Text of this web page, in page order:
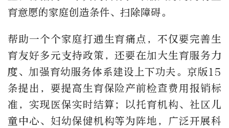
育意愿的家庭创造条件、扫除障碍。
帮助一个个家庭打通生育痛点，不仅要完善生
育友好多元支持政策，还要在加大生育服务力
度、加强育幼服务体系建设上下功夫。京版15
条提出，要提高生育保险产前检查费用报销标
准，实现医保实时结算；以托育机构、社区儿
童中心、妇幼保健机构等为阵地，广泛开展科